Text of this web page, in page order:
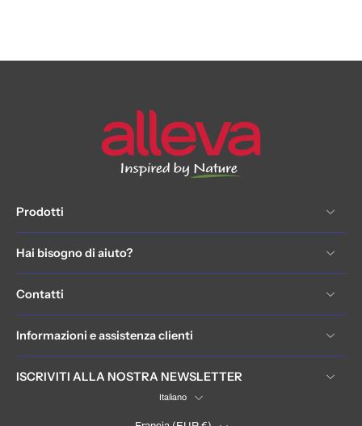
Prodotti
Hai bisogno di aiuto?
Contatti
Informazioni e assistenza clienti
ISCRIVITI ALLA NOSTRA NEWSLETTER
Italiano